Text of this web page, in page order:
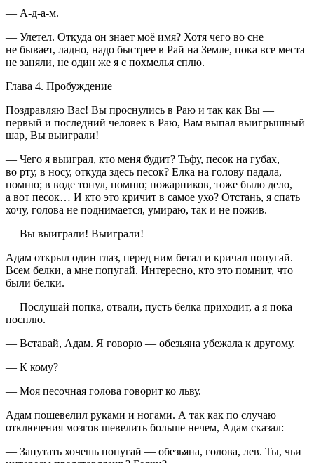
— А-д-а-м.
— Улетел. Откуда он знает моё имя? Хотя чего во сне
не бывает, ладно, надо быстрее в Рай на Земле, пока все места
не заняли, не один же я с похмелья сплю.
Глава 4. Пробуждение
Поздравляю Вас! Вы проснулись в Раю и так как Вы —
первый и последний человек в Раю, Вам выпал выигрышный
шар, Вы выиграли!
— Чего я выиграл, кто меня будит? Тьфу, песок на губах,
во рту, в носу, откуда здесь песок? Елка на голову падала,
помню; в воде тонул, помню; пожарников, тоже было дело,
а вот песок… И кто это кричит в самое ухо? Отстань, я спать
хочу, голова не поднимается, умираю, так и не пожив.
— Вы выиграли! Выиграли!
Адам открыл один глаз, перед ним бегал и кричал попугай.
Всем белки, а мне попугай. Интересно, кто это помнит, что
были белки.
— Послушай попка, отвали, пусть белка приходит, а я пока
посплю.
— Вставай, Адам. Я говорю — обезьяна убежала к другому.
— К кому?
— Моя песочная голова говорит ко льву.
Адам пошевелил руками и ногами. А так как по случаю
отключения мозгов шевелить больше нечем, Адам сказал:
— Запутать хочешь попугай — обезьяна, голова, лев. Ты, чьи